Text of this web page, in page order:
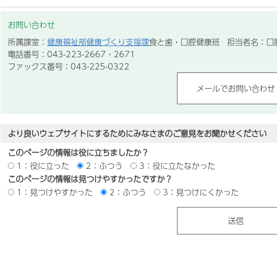
お問い合わせ
所属課室： 健康福祉部健康づくり支援課食と歯・口腔健康班 担当者名：口
電話番号：043-223-2667・2671
ファックス番号：043-225-0322
より良いウェブサイトにするためにみなさまのご意見をお聞かせください
このページの情報は役に立ちましたか？
1：役に立った
2：ふつう
3：役に立たなかった
このページの情報は見つけやすかったですか？
1：見つけやすかった
2：ふつう 3：見つけにくかった